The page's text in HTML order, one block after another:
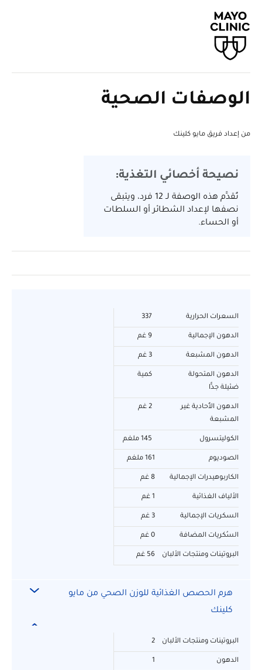
الوصفات الصحية
من إعداد فريق مايو كلينك
نصيحة أخصائي التغذية:
تُقدَّم هذه الوصفة لـ 12 فرد، ويتبقى
نصفها لإعداد الشطائر أو السلطات
أو الحساء.
السعرات الحرارية 337
الدهون الإجمالية 9 غم
الدهون المشبعة 3 غم
الدهون المتحولة
كمية
ضئيلة جدًّا
الدهون الأُحادية غير
المشبعة
2 غم
الكوليتسرول 145 ملغم
الصوديوم 161 ملغم
الكاربوهيدرات الإجمالية 8 غم
الألياف الغذائية 1 غم
السكريات الإجمالية 3 غم
السُكريات المضافة 0 غم
البروتينات ومنتجات الألبان 56 غم
هرم الحصص الغذائية للوزن الصحي من مايو
كلينك
البروتينات ومنتجات الألبان 2
الدهون 1